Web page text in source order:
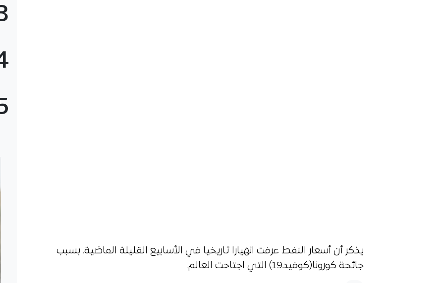
يذكر أن أسعار النفط عرفت انهيارا تاريخيا في الأسابيع القليلة الماضية، بسبب
جائحة كورونا(كوفيد19) التي اجتاحت العالم.